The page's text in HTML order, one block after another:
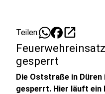
Teilen: open_in_new
gesperrt
Die Oststraße in
gesperrt. Hier läuft ein